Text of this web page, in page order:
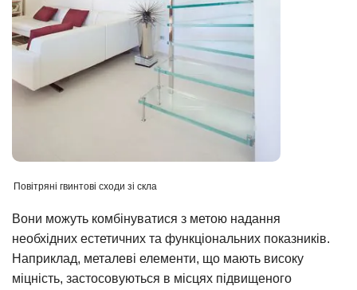
Повітряні гвинтові сходи зі скла
Вони можуть комбінуватися з метою надання
необхідних естетичних та функціональних показників.
Наприклад, металеві елементи, що мають високу
міцність, застосовуються в місцях підвищеного